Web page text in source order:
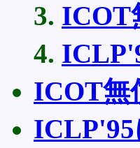
ICOT
ICOT無